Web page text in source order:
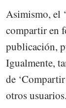
Asimismo, el
compartir en
publicación,
Igualmente,
de
otros usuarios.